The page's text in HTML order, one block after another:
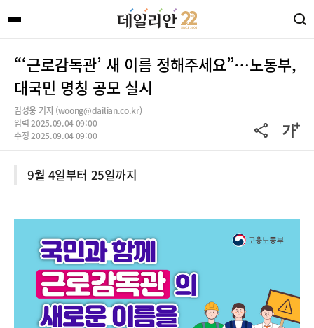
“‘근로감독관’ 새 이름 정해주세요”…노동부,
대국민 명칭 공모 실시
김성웅 기자 (woong@dailian.co.kr)
입력 2025.09.04 09:00
수정 2025.09.04 09:00
9월 4일부터 25일까지